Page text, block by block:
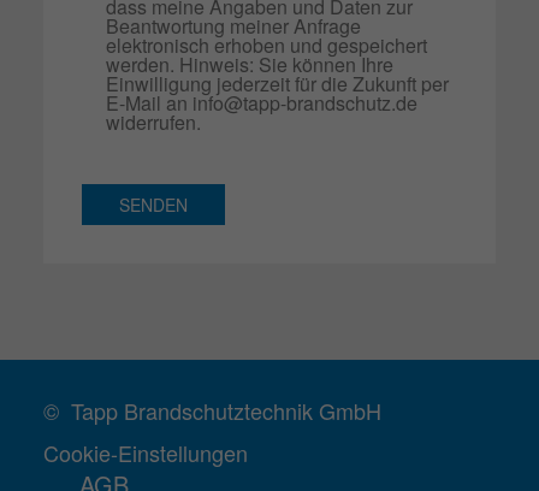
dass meine Angaben und Daten zur
Beantwortung meiner Anfrage
elektronisch erhoben und gespeichert
werden. Hinweis: Sie können Ihre
Einwilligung jederzeit für die Zukunft per
E-Mail an info@tapp-brandschutz.de
widerrufen.
SENDEN
© Tapp Brandschutztechnik GmbH
Cookie-Einstellungen